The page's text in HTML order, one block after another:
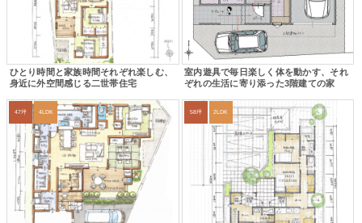
ひとり時間と家族時間それぞれ楽しむ、
身近に外空間感じる二世帯住宅
室内遊具で毎日楽しく体を動かす、それ
ぞれの生活に寄り添った3階建ての家
47坪 4LDK 58坪 2LDK